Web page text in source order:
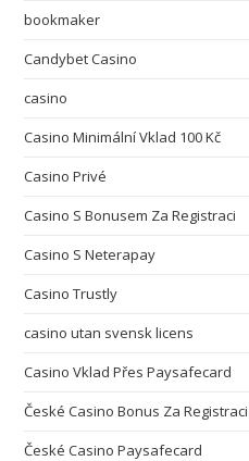
bookmaker
Candybet Casino
casino
Casino Minimální Vklad 100 Kč
Casino Privé
Casino S Bonusem Za Registraci
Casino S Neterapay
Casino Trustly
casino utan svensk licens
Casino Vklad Přes Paysafecard
České Casino Bonus Za Registraci
České Casino Paysafecard